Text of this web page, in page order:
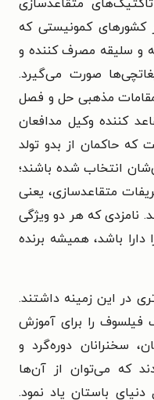
متقاعدسازی
کمونیستی که
و سلیقه مصرف کننده و
صورت می‌گیرد.
مقامات مذهبی حل و فصل
کننده وکیل مدافعان
حاکمان از بدو تولد
انتخاب شده باشند؛
متقاعدسازی، یعنی
نامزدی که هر دو ویژگی
باشد، همیشه برنده
در این زمینه داشتند.
فیلسوف را برای آموزش
سخنرانان دوره‌گرد و
که می‌توان از آن‌ها
دنیای باستان یاد نمود.